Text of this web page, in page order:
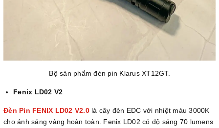
Bộ sản phẩm đèn pin Klarus XT12GT.
Fenix LD02 V2
Đèn Pin FENIX LD02 V2.0là cây đèn EDC với nhiệt màu 3000K
cho ánh sáng vàng hoàn toàn. Fenix LD02 có độ sáng 70 lumens